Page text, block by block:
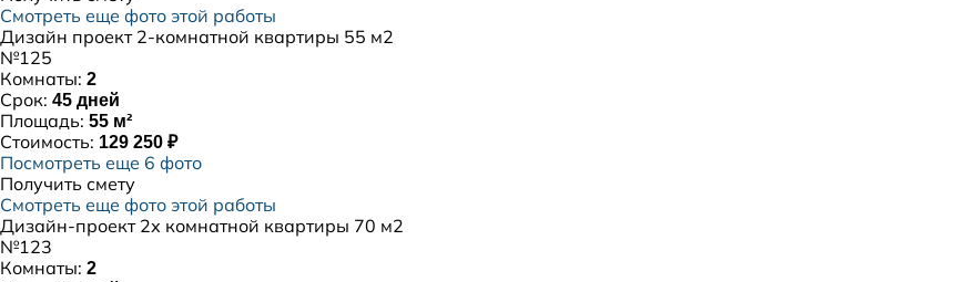
Смотреть еще фото этой работы
Дизайн проект 2-комнатной квартиры 55 м2
№125
Комнаты: 2
Срок: 45 дней
Площадь: 55 м²
Стоимость: 129 250 ₽
Посмотреть еще 6 фото
Получить смету
Смотреть еще фото этой работы
Дизайн-проект 2х комнатной квартиры 70 м2
№123
Комнаты: 2